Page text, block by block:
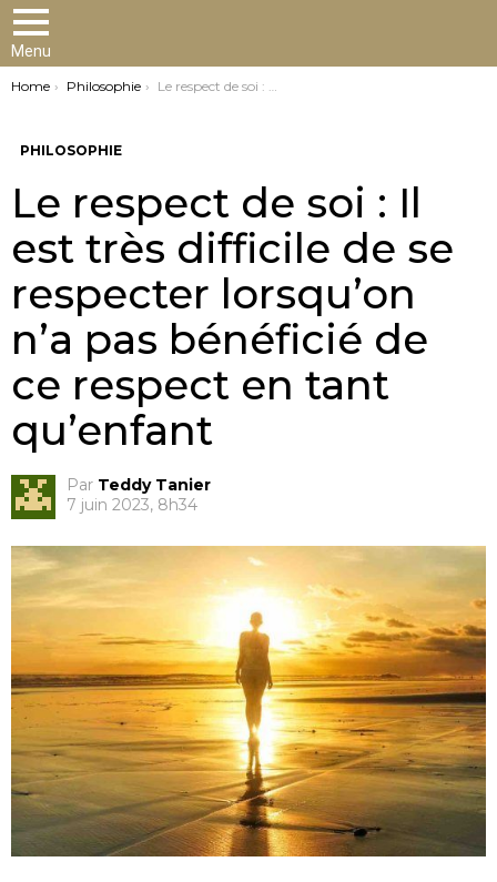
Menu
You are here:
Home Philosophie Le respect de soi : Il est très difficile de se respecter lorsqu’on n’a pas bénéficié de ce respect en tant qu’enfant
PHILOSOPHIE
Le respect de soi : Il
est très difficile de se
respecter lorsqu’on
n’a pas bénéficié de
ce respect en tant
qu’enfant
Par Teddy Tanier
7 juin 2023, 8h34